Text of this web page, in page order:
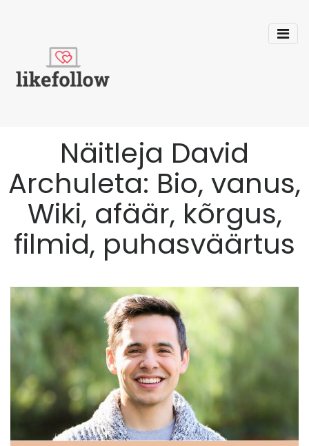
Näitleja David
Archuleta: Bio, vanus,
Wiki, afäär, kõrgus,
filmid, puhasväärtus